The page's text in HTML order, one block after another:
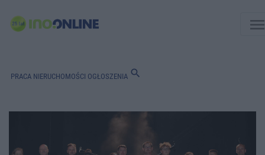
PRACA NIERUCHOMOŚCI OGŁOSZENIA search